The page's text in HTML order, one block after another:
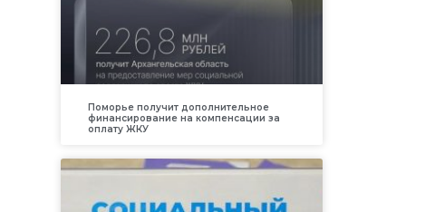
Поморье получит дополнительное
финансирование на компенсации за
оплату ЖКУ